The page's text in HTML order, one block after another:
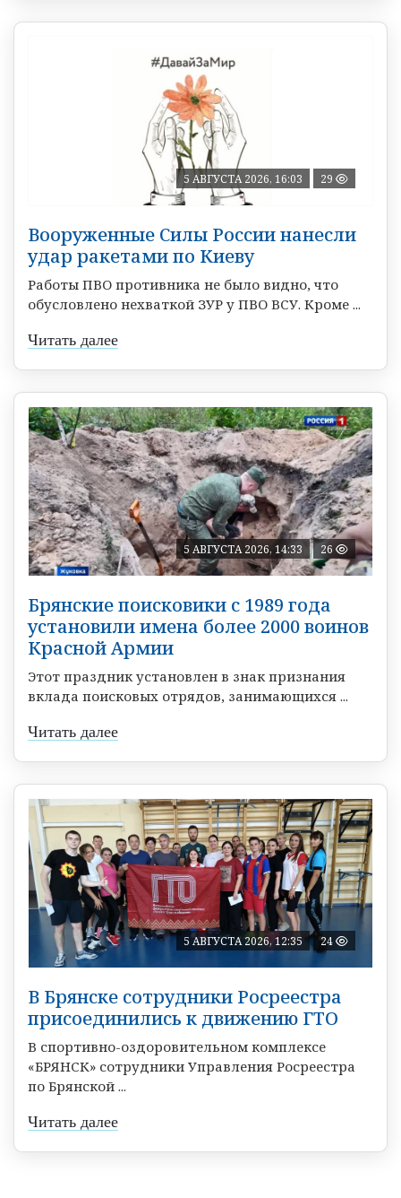
5 АВГУСТА 2026, 16:03 29
Вооруженные Силы России нанесли
удар ракетами по Киеву
Работы ПВО противника не было видно, что
обусловлено нехваткой ЗУР у ПВО ВСУ. Кроме ...
Читать далее
5 АВГУСТА 2026, 14:33 26
Брянские поисковики с 1989 года
установили имена более 2000 воинов
Красной Армии
Этот праздник установлен в знак признания
вклада поисковых отрядов, занимающихся ...
Читать далее
5 АВГУСТА 2026, 12:35 24
В Брянске сотрудники Росреестра
присоединились к движению ГТО
В спортивно-оздоровительном комплексе
«БРЯНСК» сотрудники Управления Росреестра
по Брянской ...
Читать далее